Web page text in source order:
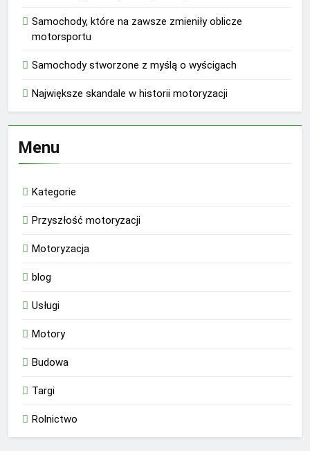
Samochody, które na zawsze zmieniły oblicze
motorsportu
Samochody stworzone z myślą o wyścigach
Największe skandale w historii motoryzacji
Menu
Kategorie
Przyszłość motoryzacji
Motoryzacja
blog
Usługi
Motory
Budowa
Targi
Rolnictwo